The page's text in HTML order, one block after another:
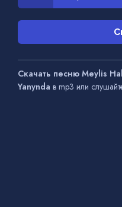
Скачать песню Meylis
Yanynda в mp3 или